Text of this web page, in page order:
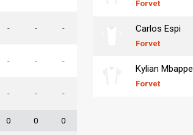
- - -
- - -
- - -
0 0 0
Forvet
Carlos Espi
Forvet
Kylian Mbappe
Forvet